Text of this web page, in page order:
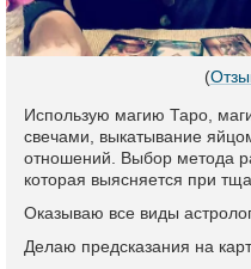
(
Использую магию Таро,
свечами, выкатывание
отношений. Выбор метода
которая выясняется при
Оказываю все виды
Делаю предсказания на